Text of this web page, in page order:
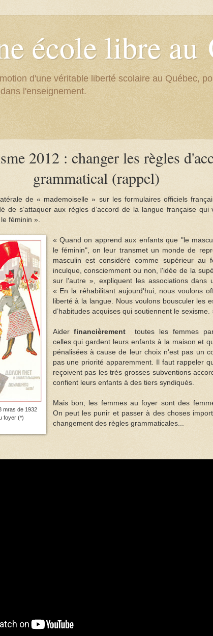
école libre au
d'une véritable liberté scolaire au Québec,
l'enseignement.
2012 : changer les règles
grammatical (rappel)
de « mademoiselle » sur les formulaires officiels
de s’attaquer aux règles d’accord de la langue française
féminin ».
mras de 1932
foyer (*)
« Quand on apprend aux enfants que "le
le féminin", on leur transmet un monde de
masculin est considéré comme supérieur au
inculque, consciemment ou non, l'idée de la
sur l'autre », expliquent les associations dans
« En la réhabilitant aujourd'hui, nous voulons
liberté à la langue. Nous voulons bousculer les
d’habitudes acquises qui soutiennent le sexisme.
Aiderfinancièrement toutes les femmes
celles qui gardent leurs enfants à la maison et
pénalisées à cause de leur choix n'est pas un
pas une priorité apparemment. Il faut rappeler
reçoivent pas les très grosses subventions
confient leurs enfants à des tiers syndiqués.
Mais bon, les femmes au foyer sont des
On peut les punir et passer à des choses
changement des règles grammaticales...